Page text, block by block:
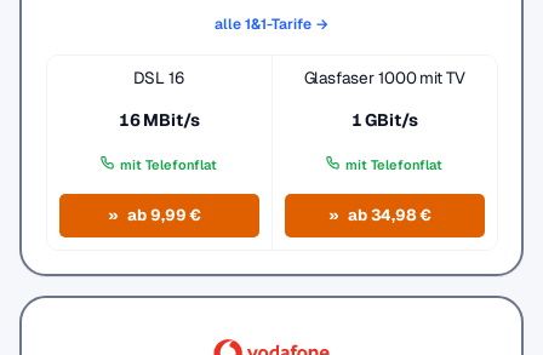
alle 1&1-Tarife →
DSL 16
16 MBit/s
mit Telefonflat
ab 9,99 €
Glasfaser 1000 mit TV
1 GBit/s
mit Telefonflat
ab 34,98 €